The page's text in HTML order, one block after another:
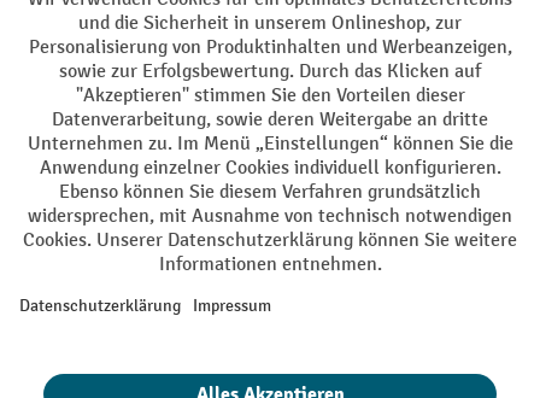
Impressum Datenschutz
Barrierefreiheit Privacy Settings
Alle Preise exkl. gesetzl. Mehrwertsteuer zzgl.Versandkostenund ggf.
Nachnahmegebühren, wenn nicht anders angegeben.
¹ Der Rabatt gilt so lange der Vorrat reicht. Der Rabatt gilt nicht auf
oder Gutscheinen ist nicht möglich. | ² Der Rabatt wird einmalig bei
eingelöst werden. Die Höhe des Rabatts variiert je nach